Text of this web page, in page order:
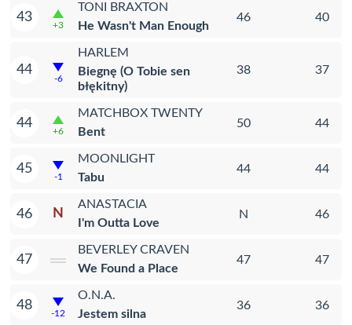
43
+3
TONI BRAXTON
He Wasn't Man Enough
46 40
44
-6
HARLEM
Biegnę (O Tobie sen
błękitny)
38 37
44
+6
MATCHBOX TWENTY
Bent
50 44
45
-1
MOONLIGHT
Tabu
44 44
46 N
ANASTACIA
I'm Outta Love
N 46
47
BEVERLEY CRAVEN
We Found a Place
47 47
48
-12
O.N.A.
Jestem silna
36 36